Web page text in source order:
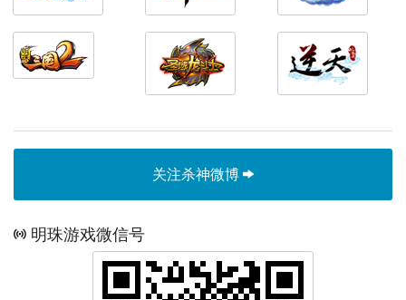
关注杀神微博
明珠游戏微信号